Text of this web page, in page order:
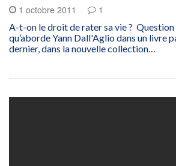
1 octobre 2011 1
A-t-on le droit de rater sa vie ? Question
qu’aborde Yann Dall'Aglio dans un livre
dernier, dans la nouvelle collection…